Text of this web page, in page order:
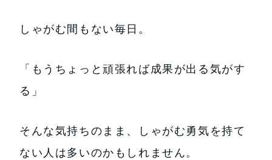
しゃがむ間もない毎日。
「もうちょっと頑張れば成果が出る気がす
る」
そんな気持ちのまま、しゃがむ勇気を持て
ない人は多いのかもしれません。